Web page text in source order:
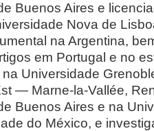
Buenos Aires e
Nova de
na Argentina,
em Portugal e no
Universidade
— Marne-la-Vallée,
Buenos Aires e na
do México, e